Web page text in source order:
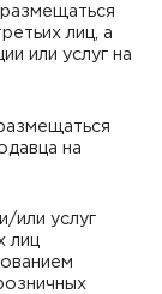
лиц, а
или услуг на
на
или услуг
лиц